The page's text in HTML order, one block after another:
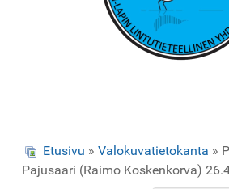
Etusivu » Valokuvatietokanta »
Pajusaari (Raimo Koskenkorva)